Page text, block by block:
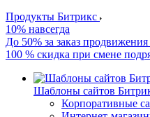
Продукты Битрикс
10% навсегда
До 50% за заказ продвижения
100 % скидка при смене
Шаблоны сайтов
Корпоративные